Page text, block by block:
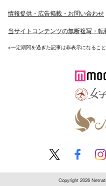
情報提供・広告掲載・お問い合わせ
当サイトコンテンツの無断複写・
※一定期間を過ぎた記事は非表示になるこ
Copyright 2026